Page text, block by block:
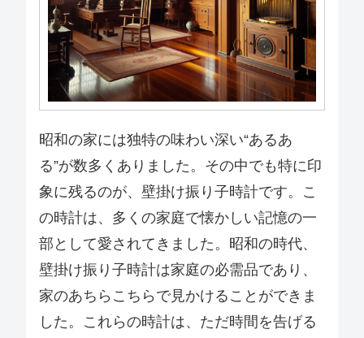
昭和の家には独特の味わい深い“あるあ
る”が数多くありました。その中でも特に印
象に残るのが、壁掛け振り子時計です。こ
の時計は、多くの家庭で懐かしい記憶の一
部として愛されてきました。昭和の時代、
壁掛け振り子時計は家庭の必需品であり、
家のあちらこちらで見かけることができま
した。これらの時計は、ただ時間を告げる